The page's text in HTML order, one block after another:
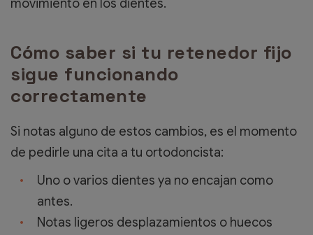
movimiento en los dientes.
Cómo saber si tu retenedor fijo
sigue funcionando
correctamente
Si notas alguno de estos cambios, es el momento
de pedirle una cita a tu ortodoncista:
Uno o varios dientes ya no encajan como
antes.
Notas ligeros desplazamientos o huecos